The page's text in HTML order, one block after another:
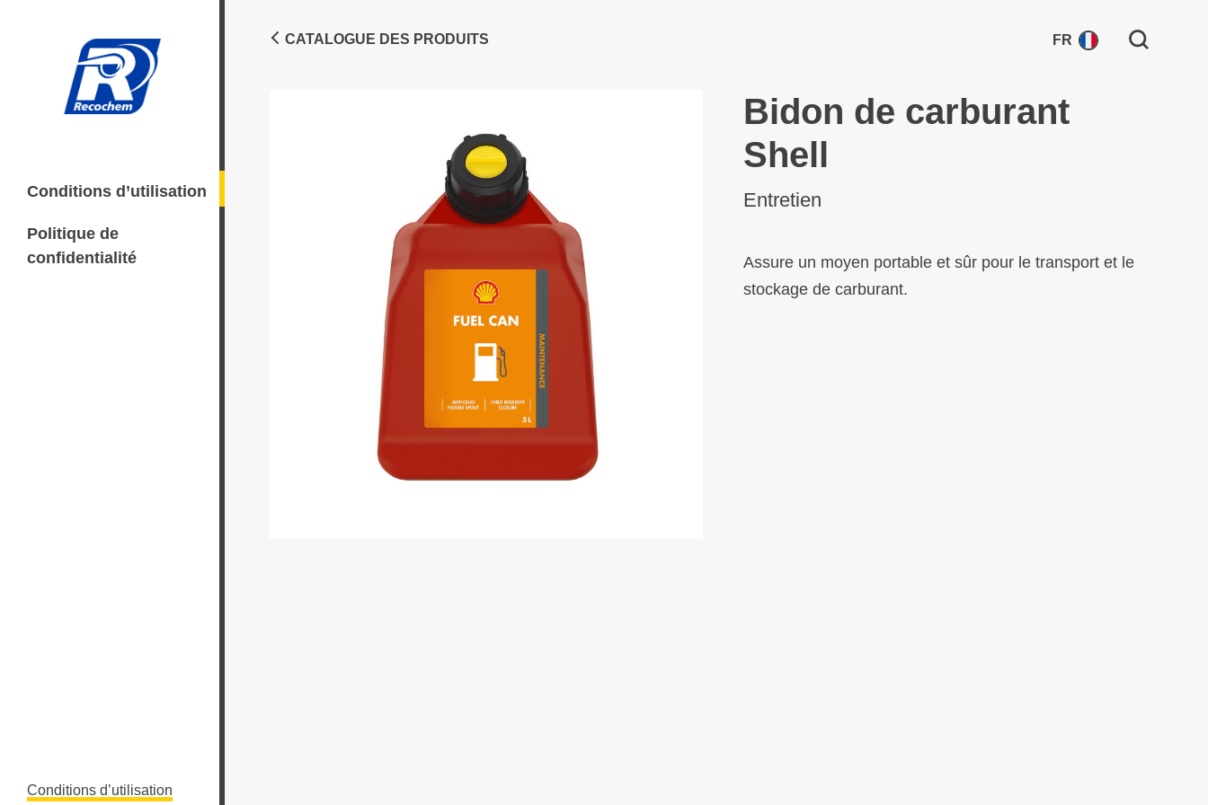
CATALOGUE DES PRODUITS FR Search for:
Conditions d’utilisation
Politique de
confidentialité
Conditions d’utilisation
Bidon de carburant
Shell
Entretien
Assure un moyen portable et sûr pour le transport et le
stockage de carburant.